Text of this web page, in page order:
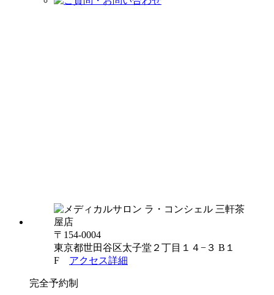
〒154-0004
東京都世田谷区太子堂２丁目１４−３ B１
F アクセス詳細
完全予約制